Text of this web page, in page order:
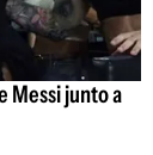
Messi junto a